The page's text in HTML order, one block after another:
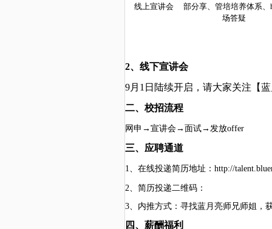
线上宣讲会
部分享、管培培养体系、
场答疑
2、线下宣讲会
9月 1 日陆续开启，请大家关注【
二、校招流程
网申 →宣讲会→面试→发放offer
三、应聘通道
1、在线投递简历地址： http://
2、 简历投递二维码：
3、内推方式：寻找蓝月亮师兄师姐，
四、薪酬福利